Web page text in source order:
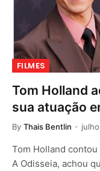
FILMES
Tom Holland
sua atuação
By Thais Bentlin
Tom Holland
A Odisseia, achou